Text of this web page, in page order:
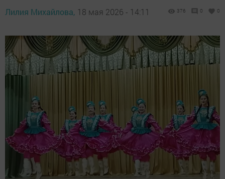
Лилия Михайлова, 18 мая 2026 - 14:11 376 0 0